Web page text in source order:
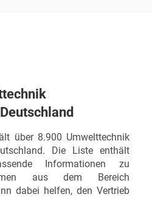
über 8.900 Umwelttechnik
Die Liste enthält
Informationen zu
aus dem Bereich
dabei helfen, den Vertrieb